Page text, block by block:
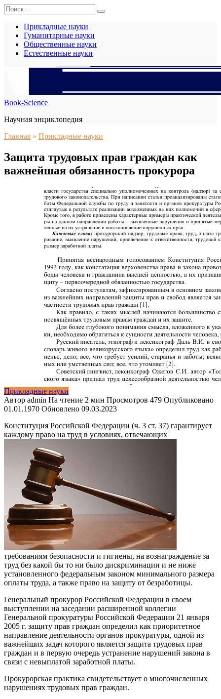
Перейти
к
содержанию
Search
for:
Прикладные науки
Гуманитарные науки
Общественные науки
Естественные науки
Book-Science
Научная энциклопедия
Главная » Прикладные науки
Защита трудовых прав граждан как
важнейшая обязанность прокурора
Прикладные науки
Автор admin На чтение 2 мин Просмотров 479 Опубликовано
01.01.1970 Обновлено 09.03.2023
Конституция Российской Федерации (ч. 3 ст. 37) гарантирует
каждому право на труд в условиях, отвечающих
требованиям безопасности и гигиены, на вознаграждение за
труд без какой бы то ни было дискриминации и не ниже
установленного федеральным законом минимального размера
оплаты труда, а также право на защиту от безработицы.
Генеральный прокурор Российской Федерации в своем
выступлении на заседании расширенной коллегии
Генеральной прокуратуры Российской Федерации 21 января
2005 г. защиту прав граждан определил как приоритетное
направление деятельности органов прокуратуры, одной из
важнейших задач которого является защита трудовых прав
граждан и в первую очередь устранение нарушений закона в
связи с невыплатой заработной платы.
Прокурорская практика свидетельствует о многочисленных
нарушениях трудовых прав граждан.